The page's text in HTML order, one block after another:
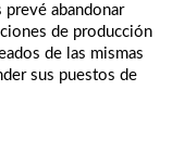
prevé abandonar
de producción
de las mismas
sus puestos de